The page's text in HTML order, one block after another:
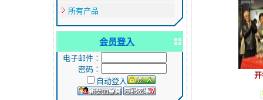
所有产品
会员登入
电子邮件∶
密码∶
自动登入